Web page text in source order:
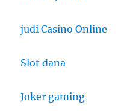
judi Casino Online
Slot dana
Joker gaming